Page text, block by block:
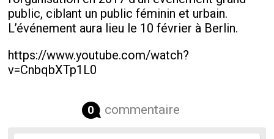
public, ciblant un public féminin et urbain.
L’événement aura lieu le 10 février à Berlin.
https://www.youtube.com/watch?
v=CnbqbXTp1L0
0 commentaire